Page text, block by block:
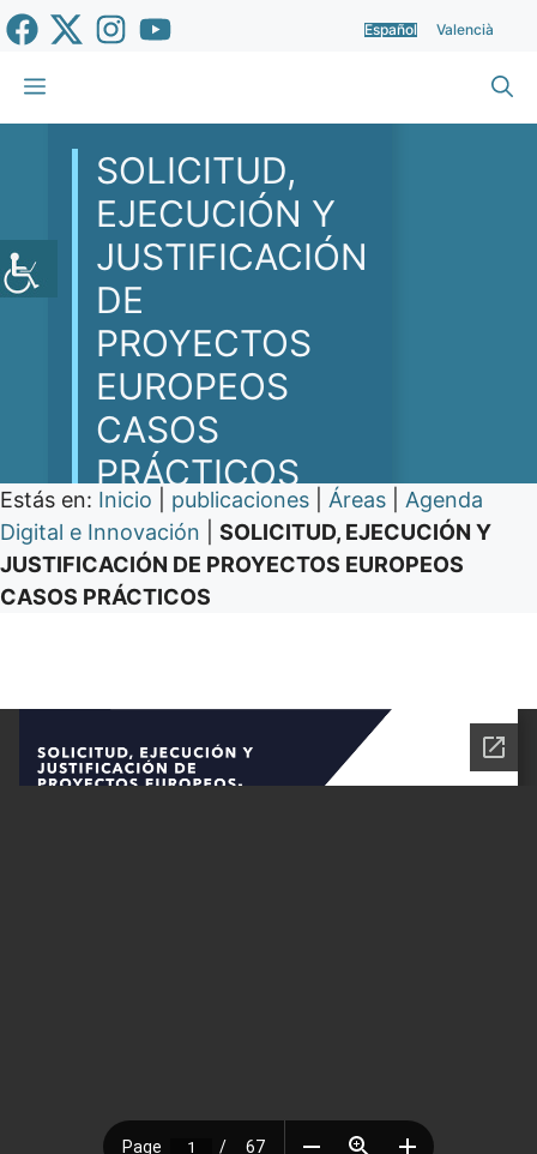
Saltar
al
contenido
Español Valencià
Menú
SOLICITUD,
EJECUCIÓN Y
JUSTIFICACIÓN
DE
PROYECTOS
EUROPEOS
CASOS
PRÁCTICOS
Estás en: Inicio publicaciones Áreas
Agenda
Digital e Innovación
SOLICITUD, EJECUCIÓN Y
JUSTIFICACIÓN DE PROYECTOS EUROPEOS
CASOS PRÁCTICOS